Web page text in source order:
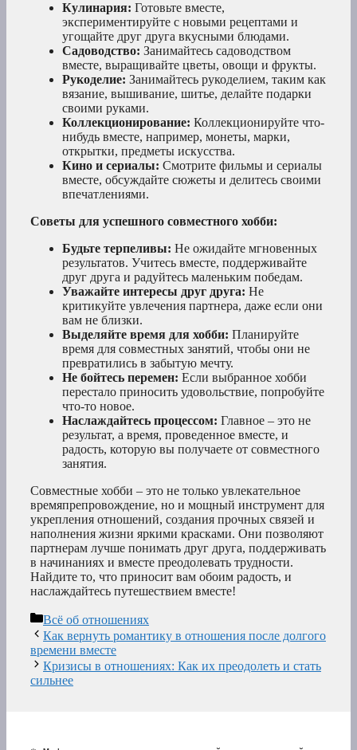
Кулинария: Готовьте вместе,
экспериментируйте с новыми рецептами и
угощайте друг друга вкусными блюдами.
Садоводство: Занимайтесь садоводством
вместе, выращивайте цветы, овощи и фрукты.
Рукоделие: Занимайтесь рукоделием, таким как
вязание, вышивание, шитье, делайте подарки
своими руками.
Коллекционирование: Коллекционируйте что-
нибудь вместе, например, монеты, марки,
открытки, предметы искусства.
Кино и сериалы: Смотрите фильмы и сериалы
вместе, обсуждайте сюжеты и делитесь своими
впечатлениями.
Советы для успешного совместного хобби:
Будьте терпеливы: Не ожидайте мгновенных
результатов. Учитесь вместе, поддерживайте
друг друга и радуйтесь маленьким победам.
Уважайте интересы друг друга: Не
критикуйте увлечения партнера, даже если они
вам не близки.
Выделяйте время для хобби: Планируйте
время для совместных занятий, чтобы они не
превратились в забытую мечту.
Не бойтесь перемен: Если выбранное хобби
перестало приносить удовольствие, попробуйте
что-то новое.
Наслаждайтесь процессом: Главное – это не
результат, а время, проведенное вместе, и
радость, которую вы получаете от совместного
занятия.
Совместные хобби – это не только увлекательное
времяпрепровождение, но и мощный инструмент для
укрепления отношений, создания прочных связей и
наполнения жизни яркими красками. Они позволяют
партнерам лучше понимать друг друга, поддерживать
в начинаниях и вместе преодолевать трудности.
Найдите то, что приносит вам обоим радость, и
наслаждайтесь путешествием вместе!
Рубрики
Всё об отношениях
Как вернуть романтику в отношения после долгого
времени вместе
Кризисы в отношениях: Как их преодолеть и стать
сильнее